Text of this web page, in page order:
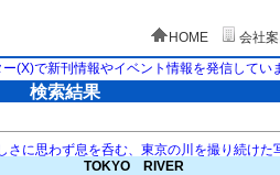
HOME 会社
ー(X)で新刊情報やイベント情報を発信してい
検索結果
さに思わず息を呑む、東京の川を撮り続けた
TOKYO RIVER